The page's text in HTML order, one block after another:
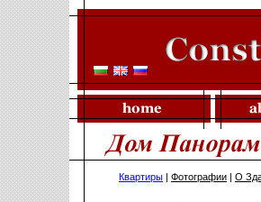
Квартиры | Фотографии | О